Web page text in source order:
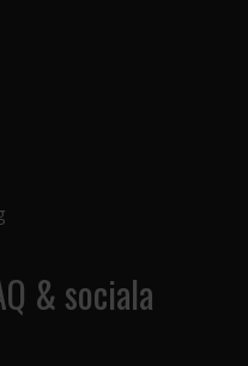
& sociala